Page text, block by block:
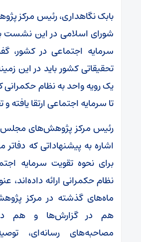
بابک نگاهداری، رئیس مرکز
شورای اسلامی در این نشست
سرمایه اجتماعی در کشور،
تحقیقاتی کشور باید در این
یک رویه واحد به نظام
تا سرمایه اجتماعی ارتقا یافته
رئیس مرکز پژوهش‌های
اشاره به پیشنهاداتی که
برای نحوه تقویت سرمایه
نظام حکمرانی ارائه داده‌اند،
ماه‌های گذشته در مرکز
هم در گزارش‌ها و هم
مصاحبه‌های رسانه‌ای،